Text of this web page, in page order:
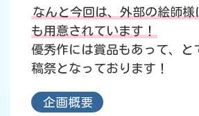
なんと今回は、外部の絵師様
も用意されています！
優秀作には賞品もあって、と
稿祭となっております！
企画概要